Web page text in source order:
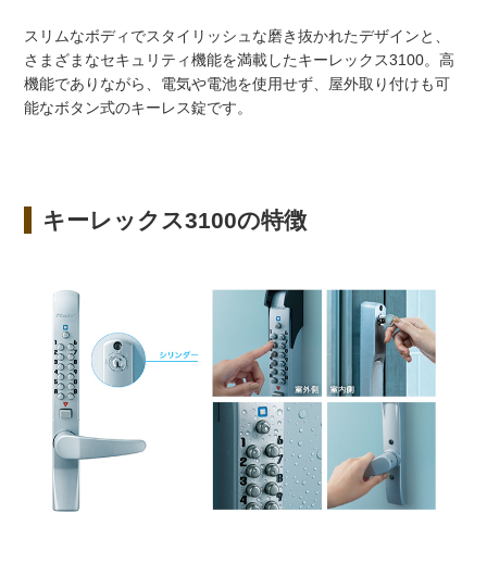
スリムなボディでスタイリッシュな磨き抜かれたデザインと、
さまざまなセキュリティ機能を満載したキーレックス3100。高
機能でありながら、電気や電池を使用せず、屋外取り付けも可
能なボタン式のキーレス錠です。
キーレックス3100の特徴